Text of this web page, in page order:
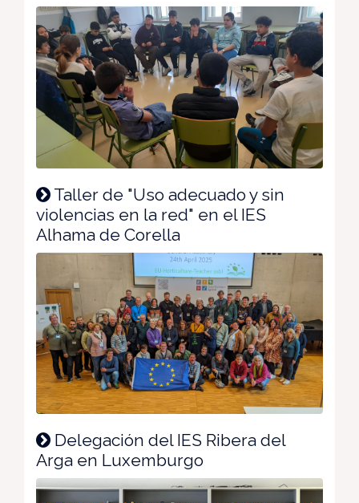
Taller de "Uso adecuado y sin
violencias en la red" en el IES
Alhama de Corella
Delegación del IES Ribera del
Arga en Luxemburgo